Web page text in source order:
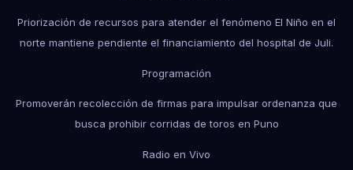
Priorización de recursos para atender el fenómeno El Niño en el
norte mantiene pendiente el financiamiento del hospital de Juli.
Programación
Promoverán recolección de firmas para impulsar ordenanza que
busca prohibir corridas de toros en Puno
Radio en Vivo